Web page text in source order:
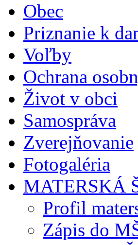
Obec
Priznanie k
Voľby
Ochrana
Život v obci
Samospráva
Zverejňovanie
Fotogaléria
MATERSKÁ
Profil
Zápis do